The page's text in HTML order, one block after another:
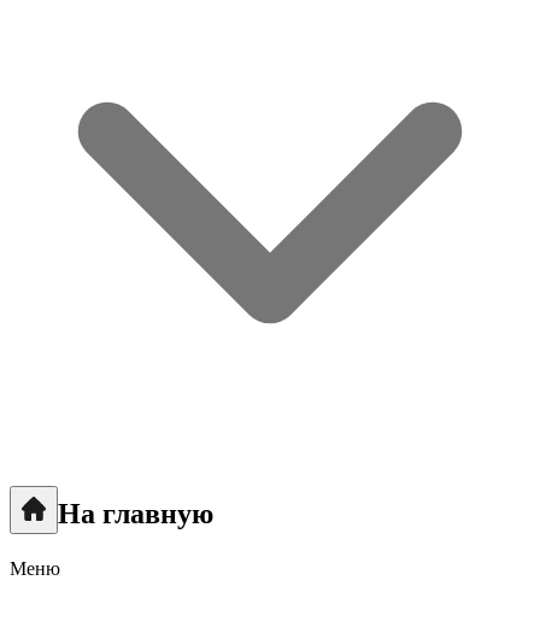
На главную
Меню